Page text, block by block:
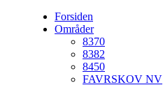
Forsiden
Områder
8370
8382
8450
FAVRSKOV NV